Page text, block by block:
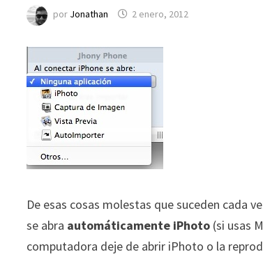
por Jonathan 2 enero, 2012
De esas cosas molestas que suceden cada
se abra automáticamente iPhoto (si usas
computadora deje de abrir iPhoto o la